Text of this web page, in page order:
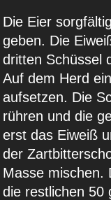
Die Eier
geben. Die
dritten Schüssel
Auf dem Herd
aufsetzen. Die
rühren und die
erst das Eiweiß
der
Masse mischen.
die restlichen 50